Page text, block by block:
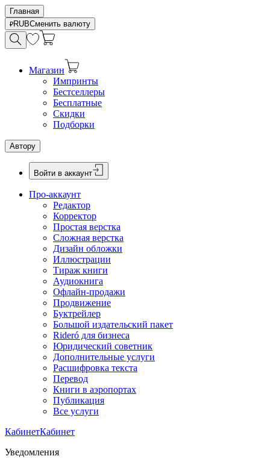
Главная
RUBСменить валюту
Магазин
Импринты
Бестселлеры
Бесплатные
Скидки
Подборки
Автору
Войти в аккаунт
Про-аккаунт
Редактор
Корректор
Простая верстка
Сложная верстка
Дизайн обложки
Иллюстрации
Тираж книги
Аудиокнига
Офлайн-продажи
Продвижение
Буктрейлер
Большой издательский пакет
Rideró для бизнеса
Юридический советник
Дополнительные услуги
Расшифровка текста
Перевод
Книги в аэропортах
Публикация
Все услуги
КабинетКабинет
Уведомления